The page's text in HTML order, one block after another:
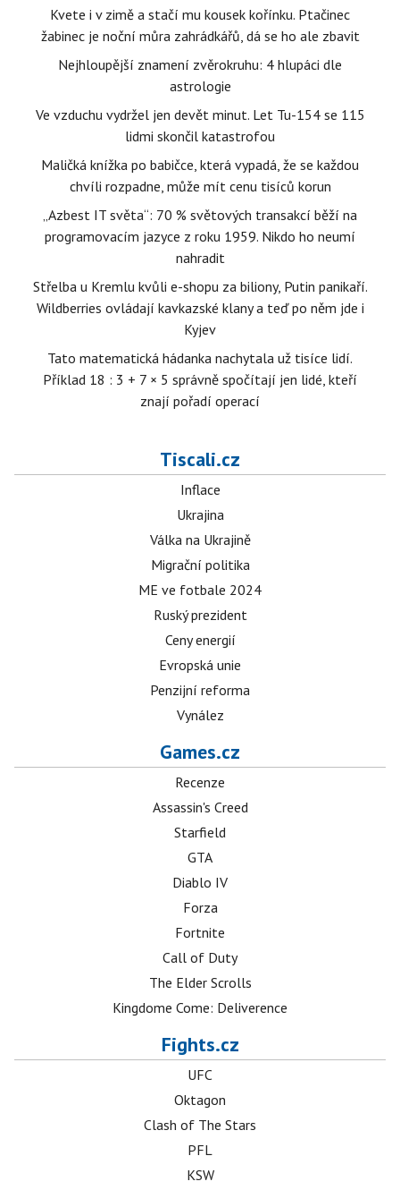
Kvete i v zimě a stačí mu kousek kořínku. Ptačinec
žabinec je noční můra zahrádkářů, dá se ho ale zbavit
Nejhloupější znamení zvěrokruhu: 4 hlupáci dle
astrologie
Ve vzduchu vydržel jen devět minut. Let Tu-154 se 115
lidmi skončil katastrofou
Maličká knížka po babičce, která vypadá, že se každou
chvíli rozpadne, může mít cenu tisíců korun
„Azbest IT světa“: 70 % světových transakcí běží na
programovacím jazyce z roku 1959. Nikdo ho neumí
nahradit
Střelba u Kremlu kvůli e-shopu za biliony, Putin panikaří.
Wildberries ovládají kavkazské klany a teď po něm jde i
Kyjev
Tato matematická hádanka nachytala už tisíce lidí.
Příklad 18 : 3 + 7 × 5 správně spočítají jen lidé, kteří
znají pořadí operací
Tiscali.cz
Inflace
Ukrajina
Válka na Ukrajině
Migrační politika
ME ve fotbale 2024
Ruský prezident
Ceny energií
Evropská unie
Penzijní reforma
Vynález
Games.cz
Recenze
Assassin's Creed
Starfield
GTA
Diablo IV
Forza
Fortnite
Call of Duty
The Elder Scrolls
Kingdome Come: Deliverence
Fights.cz
UFC
Oktagon
Clash of The Stars
PFL
KSW